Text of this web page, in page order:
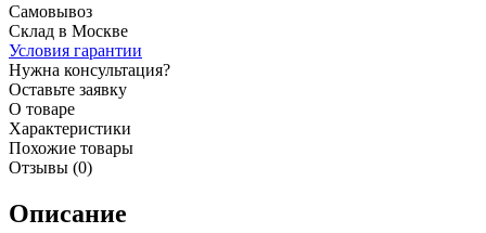
Самовывоз
Склад в Москве
Условия гарантии
Нужна консультация?
Оставьте заявку
О товаре
Характеристики
Похожие товары
Отзывы (0)
Описание